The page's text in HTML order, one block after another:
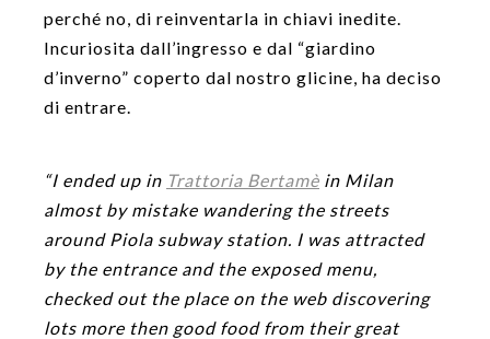
perché no, di reinventarla in chiavi inedite.
Incuriosita dall’ingresso e dal “giardino
d’inverno” coperto dal nostro glicine, ha deciso
di entrare.
“I ended up in Trattoria Bertamè in Milan
almost by mistake wandering the streets
around Piola subway station. I was attracted
by the entrance and the exposed menu,
checked out the place on the web discovering
lots more then good food from their great